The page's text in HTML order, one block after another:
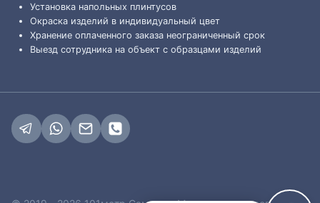
Установка напольных плинтусов
Окраска изделий в индивидуальный цвет
Хранение оплаченного заказа неограниченный срок
Выезд сотрудника на объект с образцами изделий